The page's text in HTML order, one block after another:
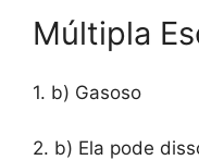
Múltipla
1. b) Gasoso
2. b) Ela pode